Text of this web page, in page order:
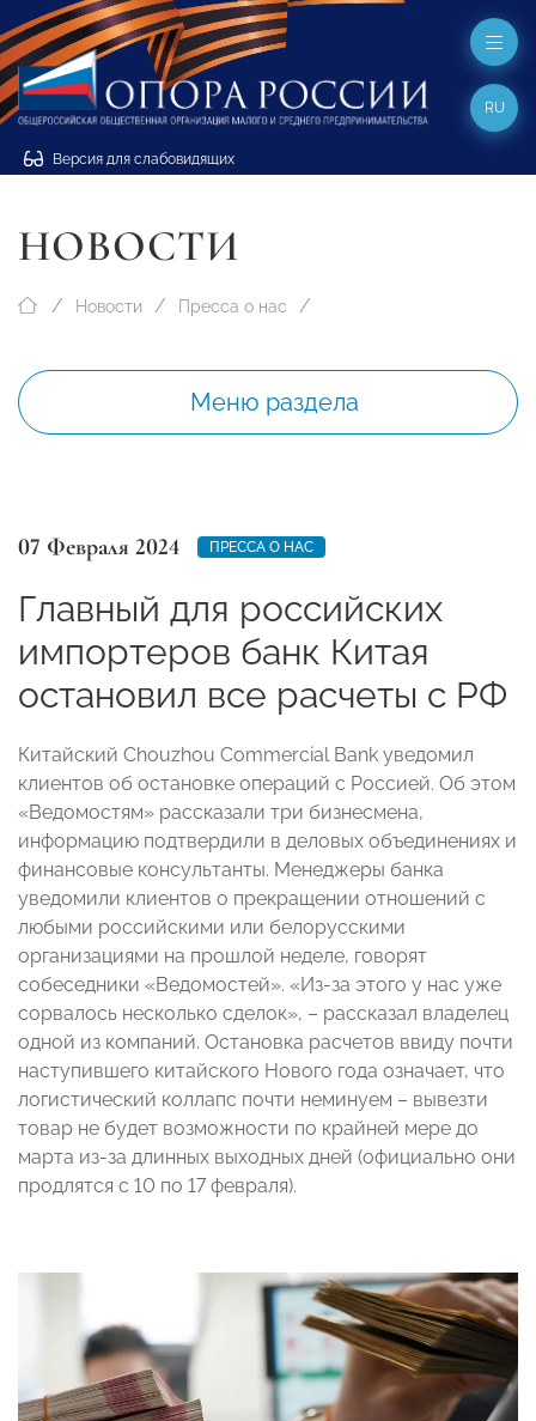
Версия для слабовидящих
RU
НОВОСТИ
Новости Пресса о нас
Меню раздела
07 Февраля 2024 ПРЕССА О НАС
Главный для российских
импортеров банк Китая
остановил все расчеты с РФ
Китайский Chouzhou Commercial Bank уведомил
клиентов об остановке операций с Россией. Об этом
«Ведомостям» рассказали три бизнесмена,
информацию подтвердили в деловых объединениях и
финансовые консультанты. Менеджеры банка
уведомили клиентов о прекращении отношений с
любыми российскими или белорусскими
организациями на прошлой неделе, говорят
собеседники «Ведомостей». «Из-за этого у нас уже
сорвалось несколько сделок», – рассказал владелец
одной из компаний. Остановка расчетов ввиду почти
наступившего китайского Нового года означает, что
логистический коллапс почти неминуем – вывезти
товар не будет возможности по крайней мере до
марта из-за длинных выходных дней (официально они
продлятся с 10 по 17 февраля).